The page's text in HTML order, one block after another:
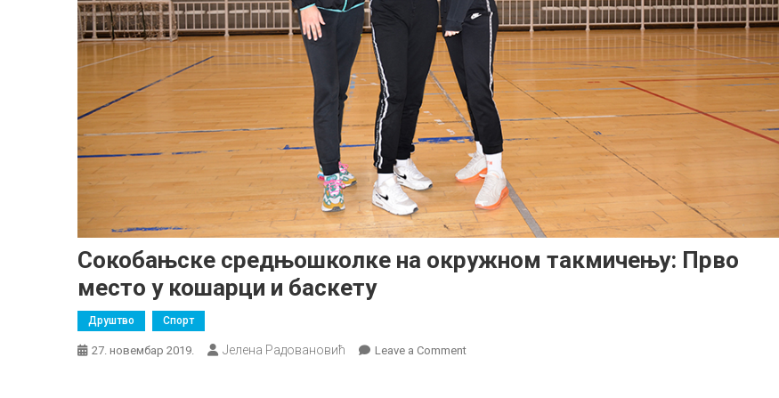
Сокобањске средњошколке на окружном такмичењу: Прво
место у кошарци и баскету
Друштво Спорт
27. новембар 2019. Јелена Радовановић Leave a Commenton